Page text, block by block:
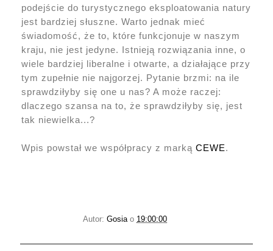
podejście do turystycznego eksploatowania natury
jest bardziej słuszne. Warto jednak mieć
świadomość, że to, które funkcjonuje w naszym
kraju, nie jest jedyne. Istnieją rozwiązania inne, o
wiele bardziej liberalne i otwarte, a działające przy
tym zupełnie nie najgorzej. Pytanie brzmi: na ile
sprawdziłyby się one u nas? A może raczej:
dlaczego szansa na to, że sprawdziłyby się, jest
tak niewielka...?
Wpis powstał we współpracy z marką CEWE.
Autor:Gosia o 19:00:00